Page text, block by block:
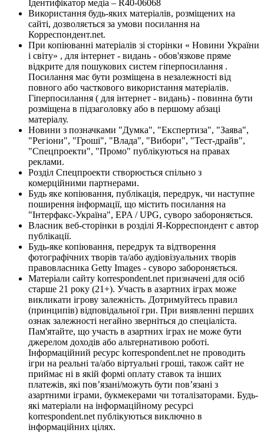
Ідентифікатор медіа – R40-06068
Використання будь-яких матеріалів, розміщених на
сайті, дозволяється за умови посилання на
Корреспондент.net.
При копіюванні матеріалів зі сторінки « Новини України
і світу» , для інтернет - видань - обов'язкове пряме
відкрите для пошукових систем гіперпосилання .
Посилання має бути розміщена в незалежності від
повного або часткового використання матеріалів.
Гіперпосилання ( для інтернет - видань) - повинна бути
розміщена в підзаголовку або в першому абзаці
матеріалу.
Новини з позначками "Думка", "Експертиза", "Заява",
"Регіони", "Гроші", "Влада", "Вибори", "Тест-драйв",
"Спецпроекти", "Промо" публікуються на правах
реклами.
Розділ Спецпроекти створюється спільно з
комерційними партнерами.
Будь яке копіювання, публікація, передрук, чи наступне
поширення інформації, що містить посилання на
"Інтерфакс-Україна", EPA / UPG, суворо забороняється.
Власник веб-сторінки в розділі Я-Корреспондент є автор
публікації.
Будь-яке копіювання, передрук та відтворення
фотографічних творів та/або аудіовізуальних творів
правовласника Getty Images - суворо забороняється.
Матеріали сайту korrespondent.net призначені для осіб
старше 21 року (21+). Участь в азартних іграх може
викликати ігрову залежність. Дотримуйтесь правил
(принципів) відповідальної гри. При виявленні перших
ознак залежності негайно зверніться до спеціаліста.
Пам'ятайте, що участь в азартних іграх не може бути
джерелом доходів або альтернативою роботі.
Інформаційний ресурс korrespondent.net не проводить
ігри на реальні та/або віртуальні гроші, також сайт не
приймає ні в якій формі оплату ставок та інших
платежів, які пов’язані/можуть бути пов’язані з
азартними іграми, букмекерами чи тоталізаторами. Будь-
які матеріали на інформаційному ресурсі
korrespondent.net публікуються виключно в
інформаційних цілях.